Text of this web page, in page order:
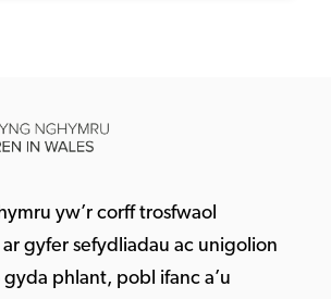
yw’r corff trosfwaol
gyfer sefydliadau ac unigolion
phlant, pobl ifanc a’u